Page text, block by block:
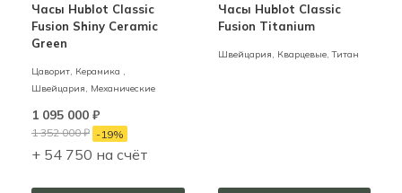
Часы Hublot Classic
Fusion Shiny Ceramic
Green
Цаворит, Керамика ,
Швейцария, Механические
1 095 000 ₽
1 352 000₽ -19%
+ 54 750 на счёт
Часы Hublot Classic
Fusion Titanium
Швейцария, Кварцевые,Титан